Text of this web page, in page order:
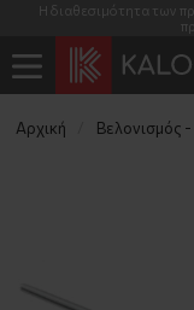
Η διαθεσιμότητα των
Αρχική Βελονισμός